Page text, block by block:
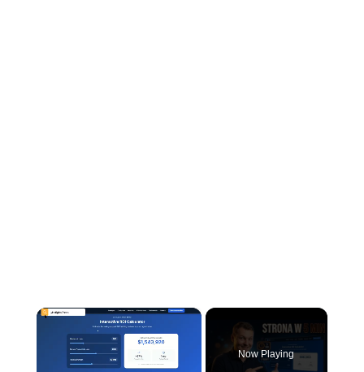
×
Now Playing